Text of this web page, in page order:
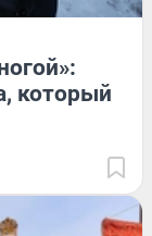
который